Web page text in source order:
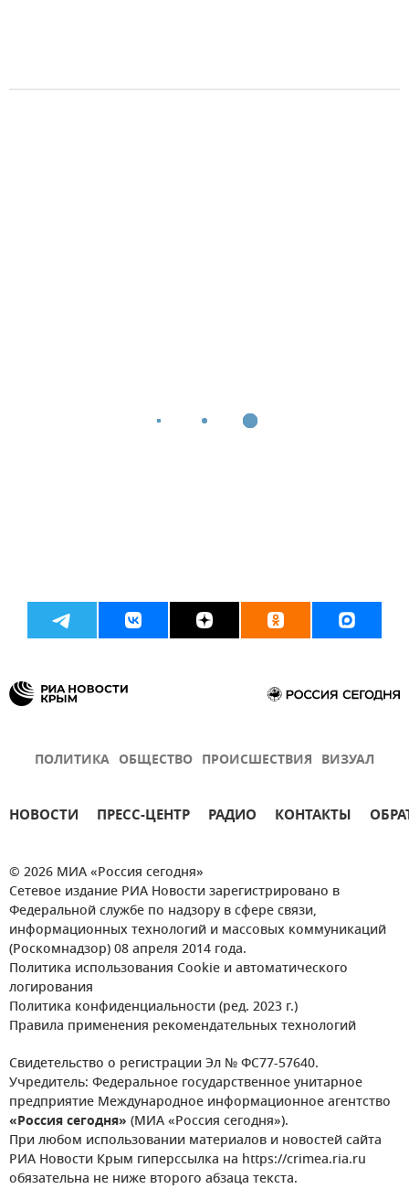
ПОЛИТИКА ОБЩЕСТВО ПРОИСШЕСТВИЯ ВИЗУАЛ
НОВОСТИ ПРЕСС-ЦЕНТР РАДИО КОНТАКТЫ
© 2026 МИА «Россия сегодня»
Сетевое издание РИА Новости зарегистрировано в
Федеральной службе по надзору в сфере связи,
информационных технологий и массовых коммуникаций
(Роскомнадзор) 08 апреля 2014 года.
Политика использования Cookie и автоматического
логирования
Политика конфиденциальности (ред. 2023 г.)
Правила применения рекомендательных технологий
Свидетельство о регистрации Эл № ФС77-57640.
Учредитель: Федеральное государственное унитарное
предприятие Международное информационное агентство
«Россия сегодня» (МИА «Россия сегодня»).
При любом использовании материалов и новостей сайта
РИА Новости Крым гиперссылка на https://crimea.ria.ru
обязательна не ниже второго абзаца текста.